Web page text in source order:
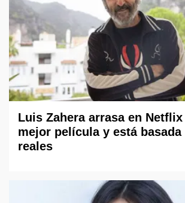
Luis Zahera arrasa en
mejor película y está basada
reales